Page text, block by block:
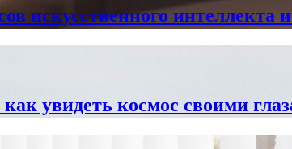
искусственного интеллекта
увидеть космос своими